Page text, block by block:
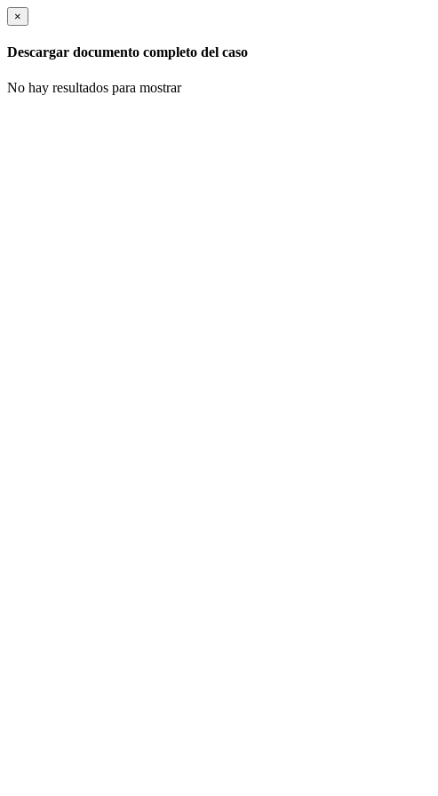
×
Descargar documento completo del caso
No hay resultados para mostrar